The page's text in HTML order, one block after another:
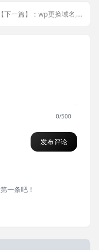
【下一篇】：wp更换域名,数据库操作
0/500
发布评论
一条吧！